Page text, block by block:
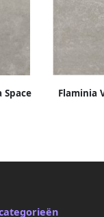
m2)
Flaminia